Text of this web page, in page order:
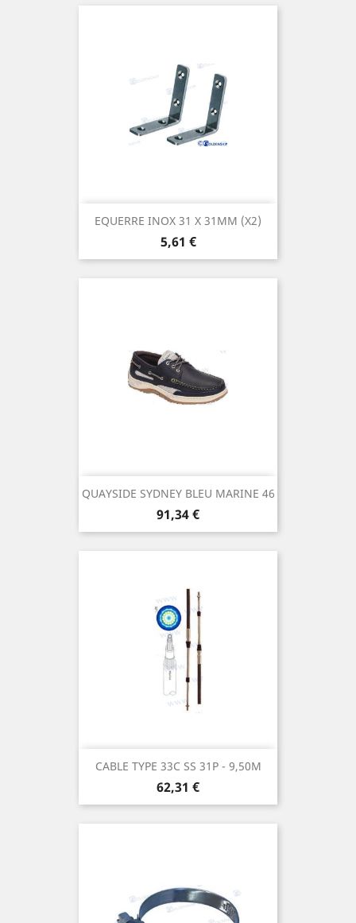
EQUERRE INOX 31 X 31MM (X2)
Prix
5,61 €
QUAYSIDE SYDNEY BLEU MARINE 46
Prix
91,34 €
CABLE TYPE 33C SS 31P - 9,50M
Prix
62,31 €